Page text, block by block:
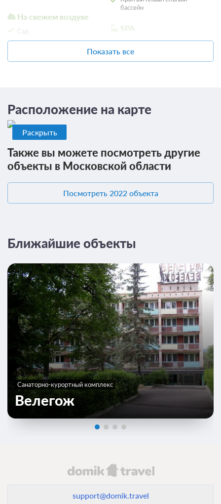
На свежем воздухе
Сад
бассейн
SPA
Сауна
Местоположение
Показать все
Расположение на карте
Раскрыть
Также вы можете посмотреть другие
объекты в Московской области
Посмотреть 2022 объекта
Ближайшие объекты
Санаторно-курортный комплекс
Велегож
support@domik.travel